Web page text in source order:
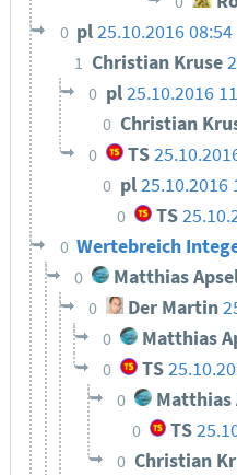
0 pl25.10.2016 08:54
1 Christian Kruse
0 pl25.10.2016
0 Christian
0 TS
0 pl25.10.2016
0 TS
0 Wertebreich
0 Matthias
0 Der Martin
0 Matthias
0 TS
0 Matthias
0 TS
0 Christian